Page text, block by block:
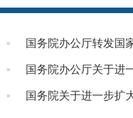
国务院办公厅转发国
国务院办公厅关于进
国务院关于进一步扩